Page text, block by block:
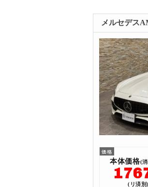
メルセデス
本体価格(
(リ済別)